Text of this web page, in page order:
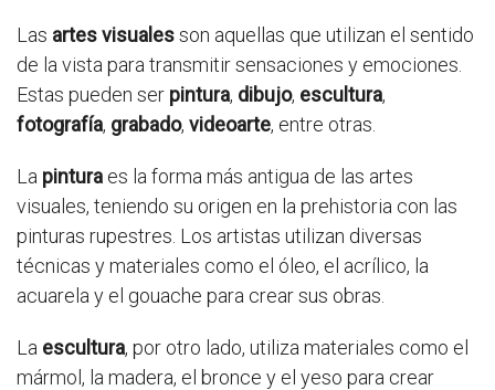
Las artes visualesson aquellas que utilizan el sentido
de la vista para transmitir sensaciones y emociones.
Estas pueden ser pintura, dibujo, escultura,
fotografía, grabado, videoarte, entre otras.
La pintura es la forma más antigua de las artes
visuales, teniendo su origen en la prehistoria con las
pinturas rupestres. Los artistas utilizan diversas
técnicas y materiales como el óleo, el acrílico, la
acuarela y el gouache para crear sus obras.
La escultura, por otro lado, utiliza materiales como el
mármol, la madera, el bronce y el yeso para crear